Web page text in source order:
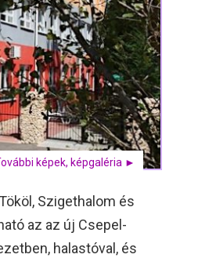
képek, képgaléria ►
Szigethalom és
az az új Csepel-
halastóval, és